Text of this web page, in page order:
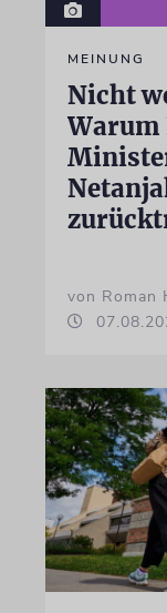
MEINUNG
Nicht
Warum
von Roman